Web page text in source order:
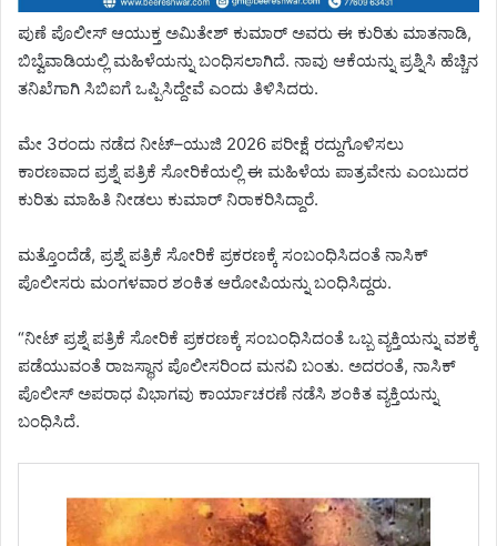
ಪುಣೆ ಪೊಲೀಸ್ ಆಯುಕ್ತ ಅಮಿತೇಶ್ ಕುಮಾರ್ ಅವರು ಈ ಕುರಿತು ಮಾತನಾಡಿ,
ಬಿಬ್ವೆವಾಡಿಯಲ್ಲಿ ಮಹಿಳೆಯನ್ನು ಬಂಧಿಸಲಾಗಿದೆ. ನಾವು ಆಕೆಯನ್ನು ಪ್ರಶ್ನಿಸಿ ಹೆಚ್ಚಿನ
ತನಿಖೆಗಾಗಿ ಸಿಬಿಐಗೆ ಒಪ್ಪಿಸಿದ್ದೇವೆ ಎಂದು ತಿಳಿಸಿದರು.
ಮೇ 3ರಂದು ನಡೆದ ನೀಟ್‌–ಯುಜಿ 2026 ಪರೀಕ್ಷೆ ರದ್ದುಗೊಳಿಸಲು
ಕಾರಣವಾದ ಪ್ರಶ್ನೆ ಪತ್ರಿಕೆ ಸೋರಿಕೆಯಲ್ಲಿ ಈ ಮಹಿಳೆಯ ಪಾತ್ರವೇನು ಎಂಬುದರ
ಕುರಿತು ಮಾಹಿತಿ ನೀಡಲು ಕುಮಾರ್ ನಿರಾಕರಿಸಿದ್ದಾರೆ.
ಮತ್ತೊಂದೆಡೆ, ಪ್ರಶ್ನೆ ಪತ್ರಿಕೆ ಸೋರಿಕೆ ಪ್ರಕರಣಕ್ಕೆ ಸಂಬಂಧಿಸಿದಂತೆ ನಾಸಿಕ್
ಪೊಲೀಸರು ಮಂಗಳವಾರ ಶಂಕಿತ ಆರೋಪಿಯನ್ನು ಬಂಧಿಸಿದ್ದರು.
“ನೀಟ್ ಪ್ರಶ್ನೆ ಪತ್ರಿಕೆ ಸೋರಿಕೆ ಪ್ರಕರಣಕ್ಕೆ ಸಂಬಂಧಿಸಿದಂತೆ ಒಬ್ಬ ವ್ಯಕ್ತಿಯನ್ನು ವಶಕ್ಕೆ
ಪಡೆಯುವಂತೆ ರಾಜಸ್ಥಾನ ಪೊಲೀಸರಿಂದ ಮನವಿ ಬಂತು. ಅದರಂತೆ, ನಾಸಿಕ್
ಪೊಲೀಸ್ ಅಪರಾಧ ವಿಭಾಗವು ಕಾರ್ಯಾಚರಣೆ ನಡೆಸಿ ಶಂಕಿತ ವ್ಯಕ್ತಿಯನ್ನು
ಬಂಧಿಸಿದೆ.